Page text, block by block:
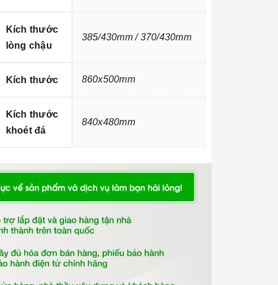
Kích thước
lòng chậu
385/430mm / 370/430mm
Kích thước 860x500mm
Kích thước
khoét đá
840x480mm